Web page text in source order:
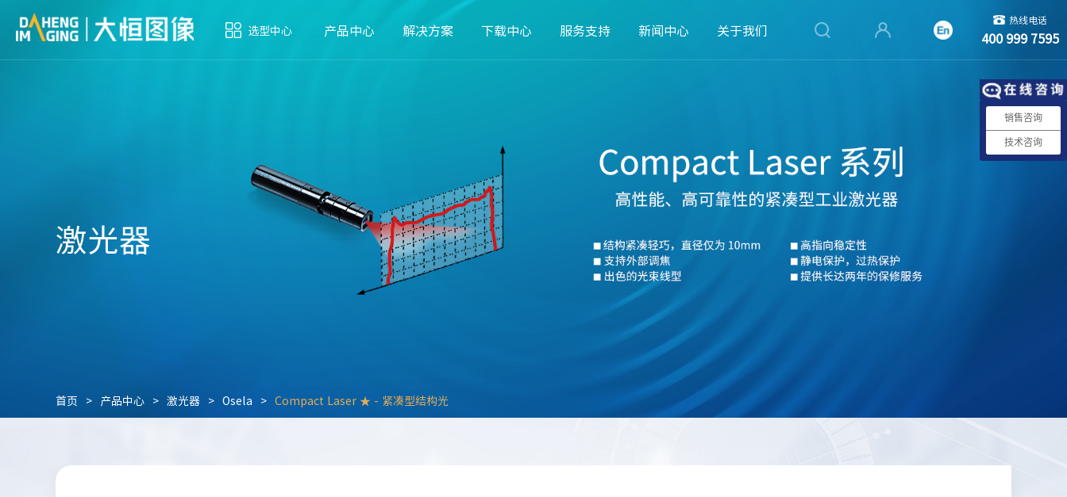
选型中心 产品中心 解决方案 下载中心 服务支持 新闻中心 关于我们
热线电话
400 999 7595
激光器
首页 > 产品中心 > 激光器 > Osela > Compact Laser ★ - 紧凑型结构光
销售咨询
技术咨询